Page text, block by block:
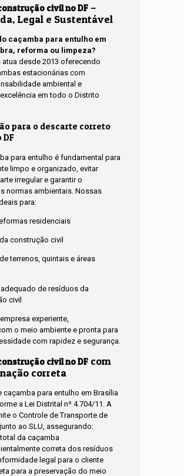
civil no DF –
Legal e Sustentável
caçamba para entulho em
reforma ou limpeza?
atua desde 2013 oferecendo
estacionárias com
ambiental e
em todo o Distrito
para o descarte correto
para entulho é fundamental para
limpo e organizado, evitar
irregular e garantir o
normas ambientais. Nossas
para:
residenciais
construção civil
terrenos, quintais e áreas
de resíduos da
civil
experiente,
o meio ambiente e pronta para
com rapidez e segurança.
civil no DF com
correta
caçamba para entulho em Brasília
a Lei Distrital nº 4.704/11. A
o Controle de Transporte de
ao SLU, assegurando:
da caçamba
correta dos resíduos
legal para o cliente
para a preservação do meio